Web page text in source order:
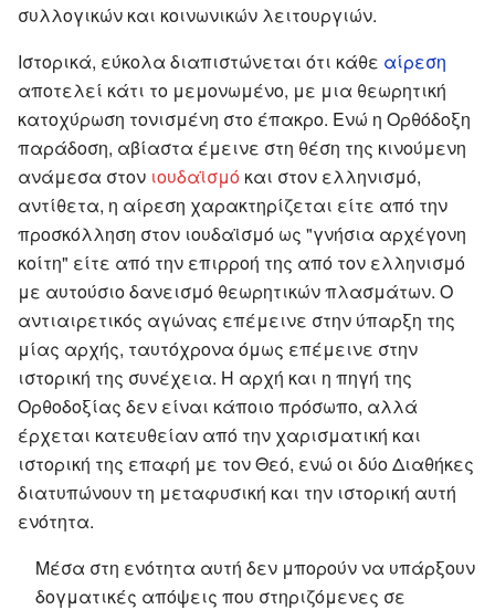
συλλογικών και κοινωνικών λειτουργιών.
Ιστορικά, εύκολα διαπιστώνεται ότι κάθε αίρεση
αποτελεί κάτι το μεμονωμένο, με μια θεωρητική
κατοχύρωση τονισμένη στο έπακρο. Ενώ η Ορθόδοξη
παράδοση, αβίαστα έμεινε στη θέση της κινούμενη
ανάμεσα στον ιουδαϊσμό και στον ελληνισμό,
αντίθετα, η αίρεση χαρακτηρίζεται είτε από την
προσκόλληση στον ιουδαϊσμό ως "γνήσια αρχέγονη
κοίτη" είτε από την επιρροή της από τον ελληνισμό
με αυτούσιο δανεισμό θεωρητικών πλασμάτων. Ο
αντιαιρετικός αγώνας επέμεινε στην ύπαρξη της
μίας αρχής, ταυτόχρονα όμως επέμεινε στην
ιστορική της συνέχεια. Η αρχή και η πηγή της
Ορθοδοξίας δεν είναι κάποιο πρόσωπο, αλλά
έρχεται κατευθείαν από την χαρισματική και
ιστορική της επαφή με τον Θεό, ενώ οι δύο Διαθήκες
διατυπώνουν τη μεταφυσική και την ιστορική αυτή
ενότητα.
Μέσα στη ενότητα αυτή δεν μπορούν να υπάρξουν
δογματικές απόψεις που στηριζόμενες σε